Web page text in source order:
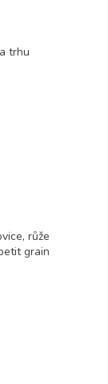
trhu
růže
grain